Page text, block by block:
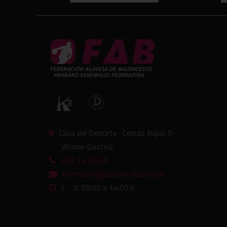
Casa del Deporte · Cercas Bajas 5
Vitoria-Gasteiz
945 14 46 26
federacion@basketaraba.com
L - V: 09:00 a 14:00 h